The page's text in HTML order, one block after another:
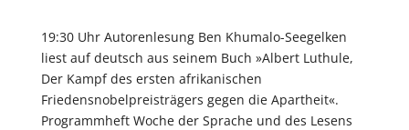
19:30 Uhr Autorenlesung Ben Khumalo-Seegelken
liest auf deutsch aus seinem Buch »Albert Luthule,
Der Kampf des ersten afrikanischen
Friedensnobelpreisträgers gegen die Apartheit«.
Programmheft Woche der Sprache und des Lesens